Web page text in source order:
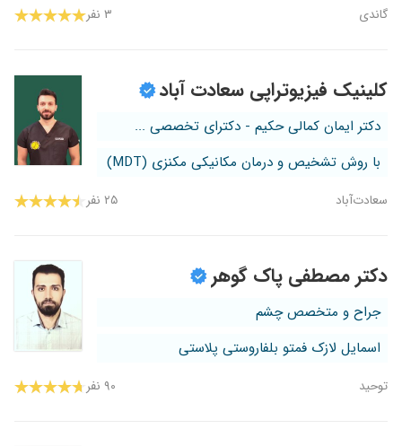
گاندی ۳ نفر
کلینیک فیزیوتراپی سعادت آباد
دکتر ایمان کمالی حکیم - دکترای تخصصی ...
با روش تشخیص و درمان مکانیکی مکنزی (MDT)
سعادت‌آباد ۲۵ نفر
دکتر مصطفی پاک گوهر
جراح و متخصص چشم
اسمایل لازک فمتو بلفاروستی پلاستی
توحید ۹۰ نفر